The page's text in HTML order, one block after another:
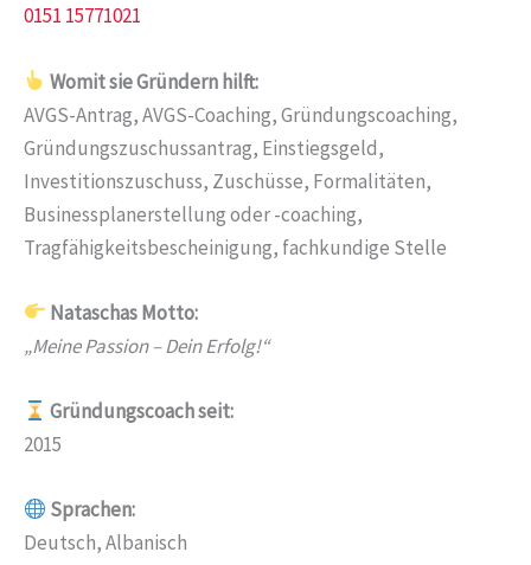
0151 15771021
Womit sie Gründern hilft:
AVGS-Antrag, AVGS-Coaching, Gründungscoaching,
Gründungszuschussantrag, Einstiegsgeld,
Investitionszuschuss, Zuschüsse, Formalitäten,
Businessplanerstellung oder -coaching,
Tragfähigkeitsbescheinigung, fachkundige Stelle
Nataschas Motto:
„Meine Passion – Dein Erfolg!“
Gründungscoach seit:
2015
Sprachen:
Deutsch, Albanisch